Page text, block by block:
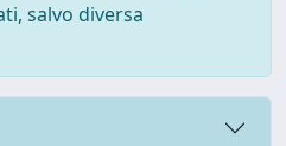
salvo diversa